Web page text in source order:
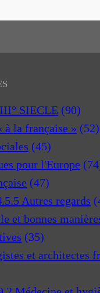
SIECLE (90)
la française » (52)
(45)
pour l'Europe
(47)
Autres regards
et bonnes
(35)
et architectes